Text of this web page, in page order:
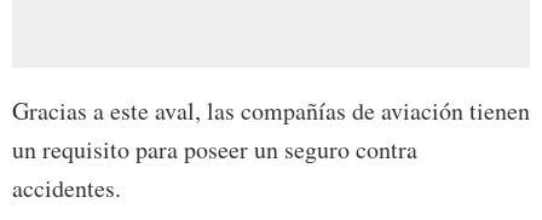
Gracias a este aval, las compañías de aviación tienen
un requisito para poseer un seguro contra
accidentes.